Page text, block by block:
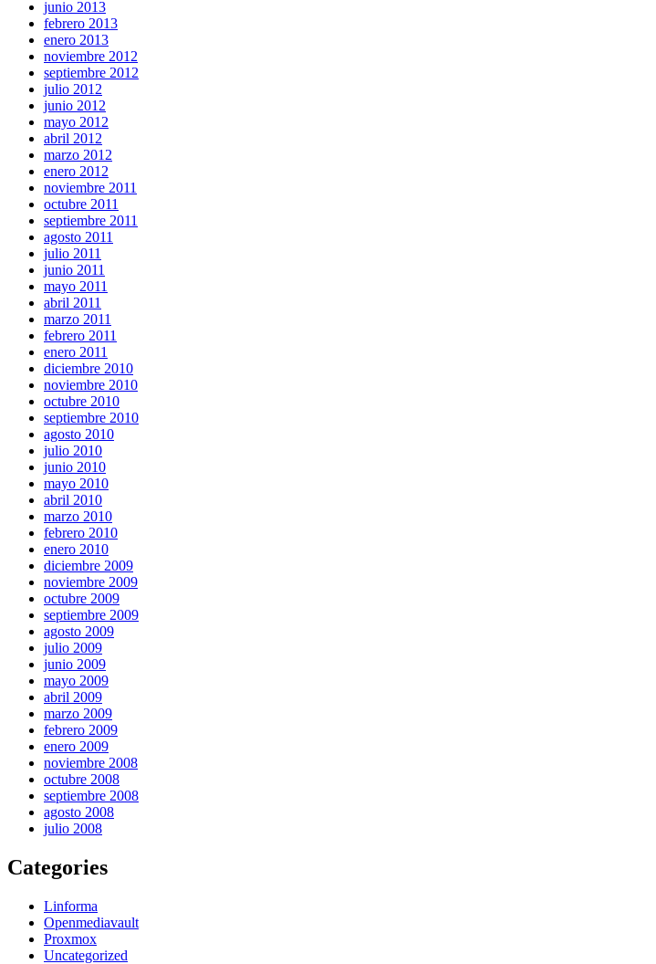
junio 2013
febrero 2013
enero 2013
noviembre 2012
septiembre 2012
julio 2012
junio 2012
mayo 2012
abril 2012
marzo 2012
enero 2012
noviembre 2011
octubre 2011
septiembre 2011
agosto 2011
julio 2011
junio 2011
mayo 2011
abril 2011
marzo 2011
febrero 2011
enero 2011
diciembre 2010
noviembre 2010
octubre 2010
septiembre 2010
agosto 2010
julio 2010
junio 2010
mayo 2010
abril 2010
marzo 2010
febrero 2010
enero 2010
diciembre 2009
noviembre 2009
octubre 2009
septiembre 2009
agosto 2009
julio 2009
junio 2009
mayo 2009
abril 2009
marzo 2009
febrero 2009
enero 2009
noviembre 2008
octubre 2008
septiembre 2008
agosto 2008
julio 2008
Categories
Linforma
Openmediavault
Proxmox
Uncategorized